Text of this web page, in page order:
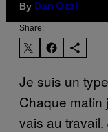
By Dan Ozzi
Share:
Je suis un
Chaque matin
vais au